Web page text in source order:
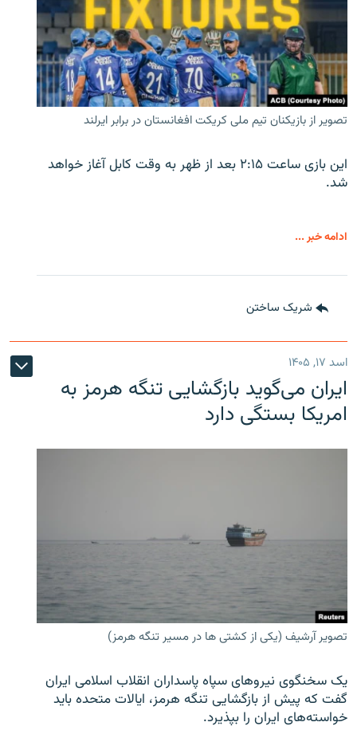
تصویر از بازیکنان تیم ملی کریکت افغانستان در برابر ایرلند
این بازی ساعت ۲:۱۵ بعد از ظهر به وقت کابل آغاز خواهد
شد.
ادامه خبر ...
شریک ساختن
اسد ۱۷, ۱۴۰۵
ایران می‌گوید بازگشایی تنگه هرمز به
امریکا بستگی دارد
تصویر آرشیف (یکی از کشتی ها در مسیر تنگه هرمز)
یک سخنگوی نیروهای سپاه پاسداران انقلاب اسلامی ایران
گفت که پیش از بازگشایی تنگه هرمز، ایالات متحده باید
خواسته‌های ایران را بپذیرد.